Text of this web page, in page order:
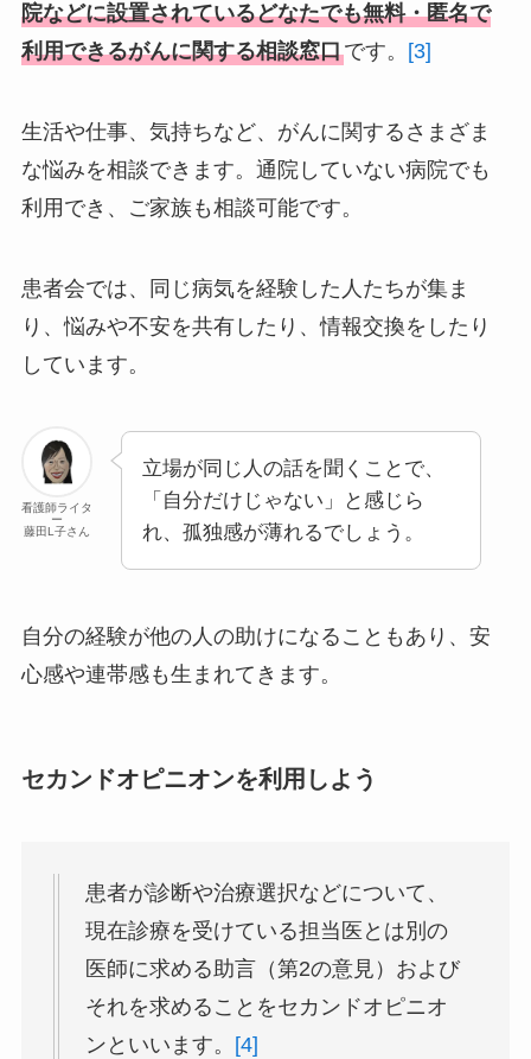
院などに設置されているどなたでも無料・匿名で
利用できるがんに関する相談窓口です。 [3]
生活や仕事、気持ちなど、がんに関するさまざま
な悩みを相談できます。通院していない病院でも
利用でき、ご家族も相談可能です。
患者会では、同じ病気を経験した人たちが集ま
り、悩みや不安を共有したり、情報交換をしたり
しています。
看護師ライタ
ー
藤田L子さん
立場が同じ人の話を聞くことで、
「自分だけじゃない」と感じら
れ、孤独感が薄れるでしょう。
自分の経験が他の人の助けになることもあり、安
心感や連帯感も生まれてきます。
セカンドオピニオンを利用しよう
患者が診断や治療選択などについて、
現在診療を受けている担当医とは別の
医師に求める助言（第2の意見）および
それを求めることをセカンドオピニオ
ンといいます。
[4]